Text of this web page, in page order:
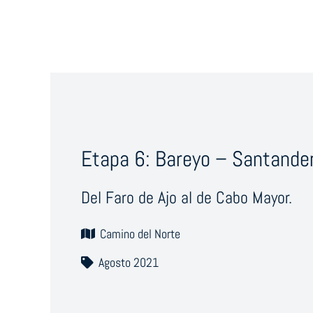
Etapa 6: Bareyo –
Del Faro de Ajo al de Cabo Mayor.
Camino del Norte
Agosto 2021